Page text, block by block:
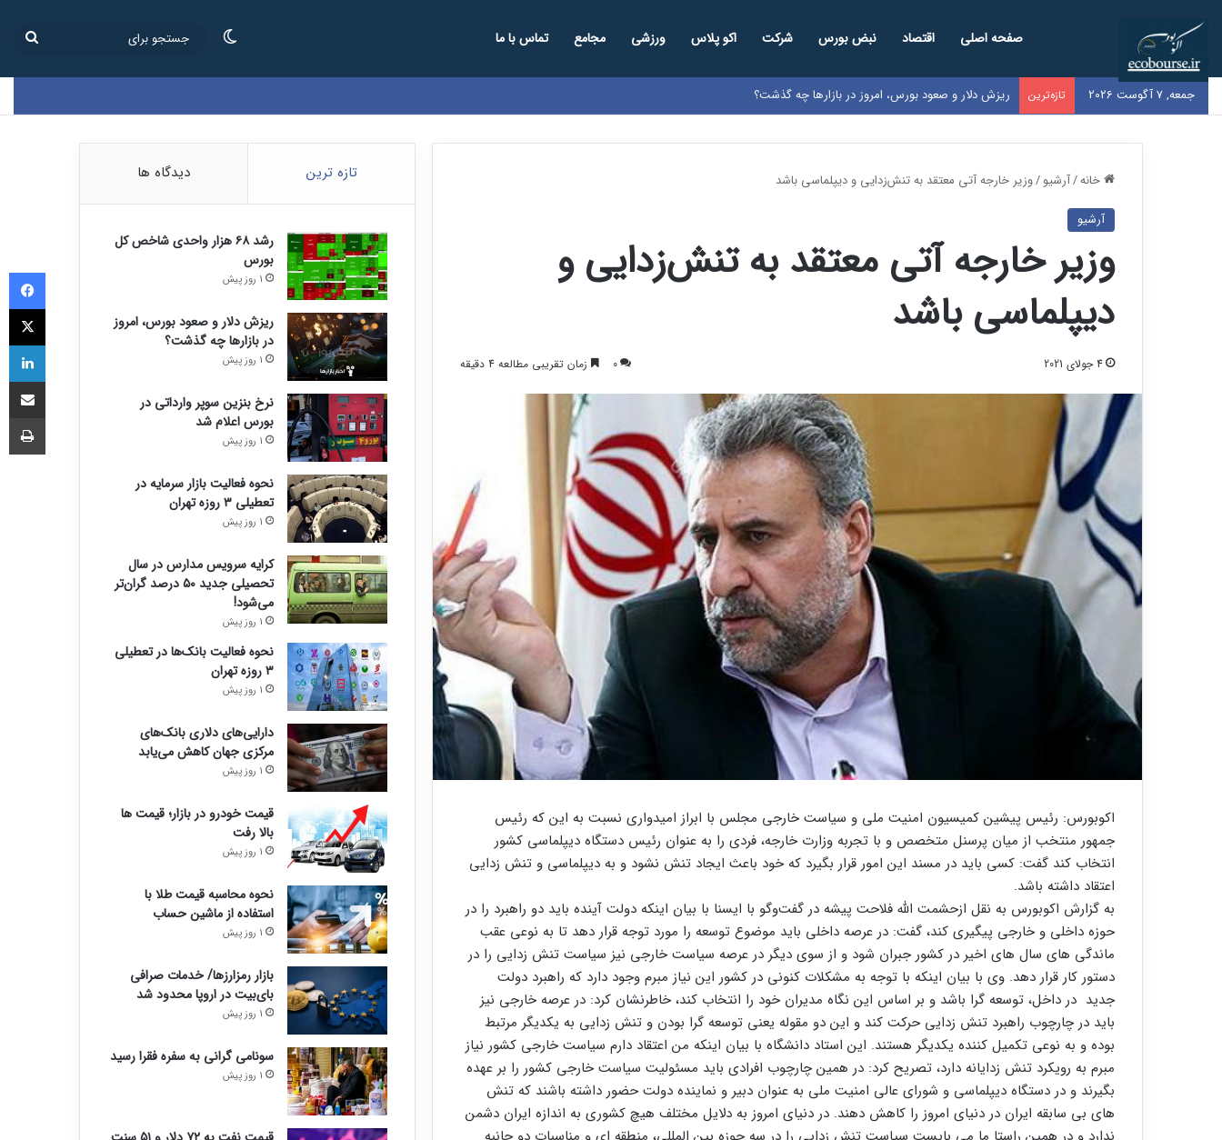
صفحه اصلی اقتصاد نبض بورس شرکت اکو پلاس ورزشی مجامع تماس با ما تغییر پوسته
جمعه, 7 آگوست 2026 تازه‌ترین ریزش دلار و صعود بورس، امروز در بازارها چه گذشت؟
خانه/آرشیو/وزیر خارجه آتی معتقد به تنش‌زدایی و دیپلماسی باشد
آرشیو
وزیر خارجه آتی معتقد به تنش‌زدایی و
دیپلماسی باشد
4 جولای 2021 0 زمان تقریبی مطالعه 4 دقیقه
اکوبورس: رئیس پیشین کمیسیون امنیت ملی و سیاست خارجی مجلس با ابراز امیدواری نسبت به این که رئیس
جمهور منتخب از میان پرسنل متخصص و با تجربه وزارت خارجه، فردی را به عنوان رئیس دستگاه دیپلماسی کشور
انتخاب کند گفت: کسی باید در مسند این امور قرار بگیرد که خود باعث ایجاد تنش نشود و به دیپلماسی و تنش زدایی
اعتقاد داشته باشد.
به گزارش اکوبورس به نقل ازحشمت الله فلاحت پیشه در گفت‌وگو با ایسنا با بیان اینکه دولت آینده باید دو راهبرد را در
حوزه داخلی و خارجی پیگیری کند، گفت: در عرصه داخلی باید موضوع توسعه را مورد توجه قرار دهد تا به نوعی عقب
ماندگی های سال های اخیر در کشور جبران شود و از سوی دیگر در عرصه سیاست خارجی نیز سیاست تنش زدایی را در
دستور کار قرار دهد. وی با بیان اینکه با توجه به مشکلات کنونی در کشور این نیاز مبرم وجود دارد که راهبرد دولت
جدید در داخل، توسعه گرا باشد و بر اساس این نگاه مدیران خود را انتخاب کند، خاطرنشان کرد: در عرصه خارجی نیز
باید در چارچوب راهبرد تنش زدایی حرکت کند و این دو مقوله یعنی توسعه گرا بودن و تنش زدایی به یکدیگر مرتبط
بوده و به نوعی تکمیل کننده یکدیگر هستند. این استاد دانشگاه با بیان اینکه من اعتقاد دارم سیاست خارجی کشور نیاز
مبرم به رویکرد تنش زدایانه دارد، تصریح کرد: در همین چارچوب افرادی باید مسئولیت سیاست خارجی کشور را بر عهده
بگیرند و در دستگاه دیپلماسی و شورای عالی امنیت ملی به عنوان دبیر و نماینده دولت حضور داشته باشند که تنش
های بی سابقه ایران در دنیای امروز را کاهش دهند. در دنیای امروز به دلایل مختلف هیچ کشوری به اندازه ایران دشمن
تازه ترین دیدگاه ها
رشد ۶۸ هزار واحدی شاخص کل
بورس
1 روز پیش
ریزش دلار و صعود بورس، امروز
در بازارها چه گذشت؟
1 روز پیش
نرخ بنزین سوپر وارداتی در
بورس اعلام شد
1 روز پیش
نحوه فعالیت بازار سرمایه در
تعطیلی ۳ روزه تهران
1 روز پیش
کرایه سرویس مدارس در سال
تحصیلی جدید ۵۰ درصد گران‌تر
می‌شود!
1 روز پیش
نحوه فعالیت بانک‌ها در تعطیلی
۳ روزه تهران
1 روز پیش
دارایی‌های دلاری بانک‌های
مرکزی جهان کاهش می‌یابد
1 روز پیش
قیمت خودرو در بازار؛ قیمت ها
بالا رفت
1 روز پیش
نحوه محاسبه قیمت طلا با
استفاده از ماشین حساب
1 روز پیش
بازار رمزارزها/ خدمات صرافی
بای‌بیت در اروپا محدود شد
1 روز پیش
سونامی گرانی به سفره فقرا رسید
1 روز پیش